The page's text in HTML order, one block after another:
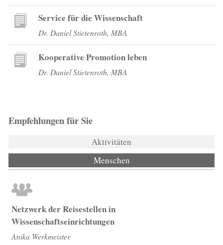
Service für die Wissenschaft
Dr. Daniel Stietenroth, MBA
Kooperative Promotion leben
Dr. Daniel Stietenroth, MBA
Empfehlungen für Sie
Aktivitäten
Menschen
Netzwerk der Reisestellen in
Wissenschaftseinrichtungen
Anika Werkmeister